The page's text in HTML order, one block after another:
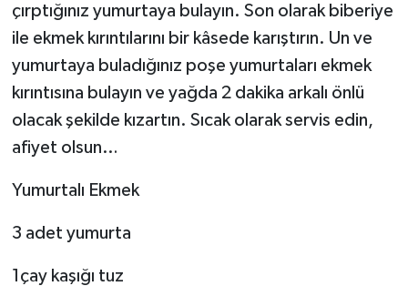
çırptığınız yumurtaya bulayın. Son olarak biberiye
ile ekmek kırıntılarını bir kâsede karıştırın. Un ve
yumurtaya buladığınız poşe yumurtaları ekmek
kırıntısına bulayın ve yağda 2 dakika arkalı önlü
olacak şekilde kızartın. Sıcak olarak servis edin,
afiyet olsun…
Yumurtalı Ekmek
3 adet yumurta
1çay kaşığı tuz